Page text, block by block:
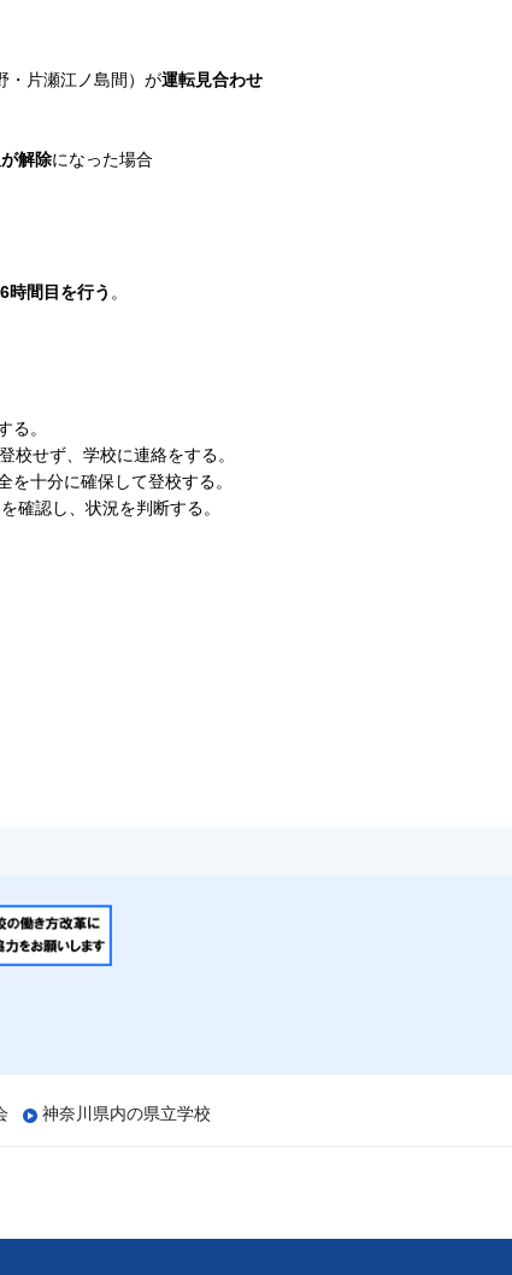
・片瀬江ノ島間）が運転見合わせ
解除になった場合
時間目を行う 。
。
校せず、学校に連絡をする。
十分に確保して登校する。
確認し、状況を判断する。
神奈川県内の県立学校